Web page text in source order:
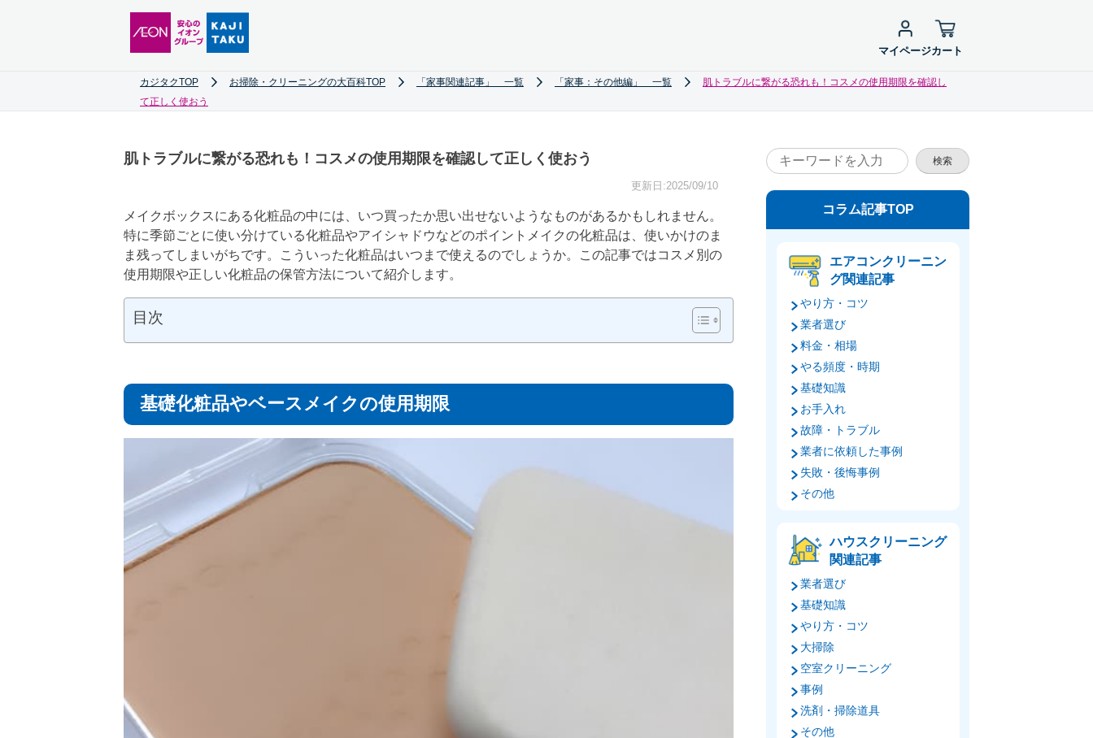
マイページカート
カジタクTOP お掃除・クリーニングの大百科TOP 「家事関連記事」 一覧 「家事：その他編」 一覧
肌トラブルに繋がる恐れも！コスメの使用期限を確認し
て正しく使おう
肌トラブルに繋がる恐れも！コスメの使用期限を確認して正しく使おう
更新日:2025/09/10
メイクボックスにある化粧品の中には、いつ買ったか思い出せないようなものがあるかもしれません。
特に季節ごとに使い分けている化粧品やアイシャドウなどのポイントメイクの化粧品は、使いかけのま
ま残ってしまいがちです。こういった化粧品はいつまで使えるのでしょうか。この記事ではコスメ別の
使用期限や正しい化粧品の保管方法について紹介します。
目次
基礎化粧品やベースメイクの使用期限
検索
コラム記事TOP
エアコンクリーニン
グ関連記事
やり方・コツ
業者選び
料金・相場
やる頻度・時期
基礎知識
お手入れ
故障・トラブル
業者に依頼した事例
失敗・後悔事例
その他
ハウスクリーニング
関連記事
業者選び
基礎知識
やり方・コツ
大掃除
空室クリーニング
事例
洗剤・掃除道具
その他